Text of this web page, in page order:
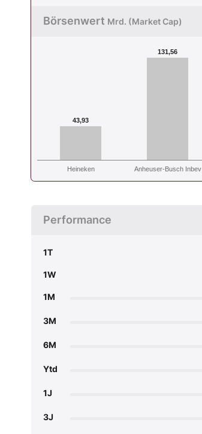
Börsenwert Mrd. (Market Cap)
43,93
131,56
Heineken Anheuser-Busch Inbev
Performance
1T
1W
1M
3M
6M
Ytd
1J
3J